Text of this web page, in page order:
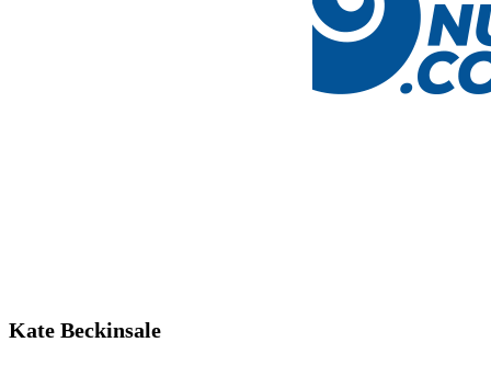
Kate Beckinsale